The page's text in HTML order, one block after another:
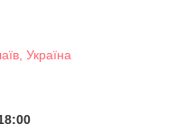
Україна